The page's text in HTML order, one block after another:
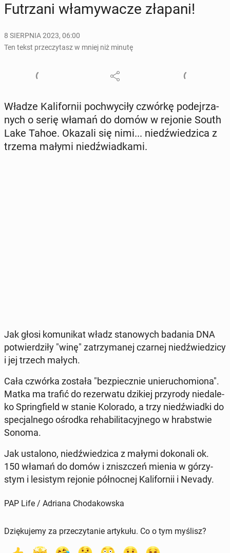
Fu­trza­ni wła­my­wa­cze złapani!
8 SIERPNIA 2023, 06:00
Ten tekst przeczytasz w mniej niż minutę
Władze Ka­li­for­nii po­chwy­ci­ły czwórkę po­dej­rza­
nych o serię włamań do domów w rejonie South
Lake Tahoe. Okazali się nimi... niedź­wie­dzi­ca z
trzema małymi niedź­wiad­ka­mi.
Jak głosi ko­mu­ni­kat władz sta­no­wych badania DNA
po­twier­dzi­ły "winę" za­trzy­ma­nej czarnej niedź­wie­dzi­cy
i jej trzech małych.
Cała czwórka została "bez­piecz­nie unie­ru­cho­mio­na".
Matka ma trafić do re­zer­wa­tu dzikiej przy­ro­dy nie­da­le­
ko Spring­field w stanie Ko­lo­ra­do, a trzy niedź­wiad­ki do
spe­cjal­ne­go ośrodka re­ha­bi­li­ta­cyj­ne­go w hrab­stwie
Sonoma.
Jak usta­lo­no, niedź­wie­dzi­ca z małymi do­ko­na­li ok.
150 włamań do domów i znisz­czeń mienia w gó­rzy­
stym i le­si­stym rejonie pół­noc­nej Ka­li­for­nii i Nevady.
PAP Life / Adriana Chodakowska
Dziękujemy za przeczytanie artykułu. Co o tym myślisz?